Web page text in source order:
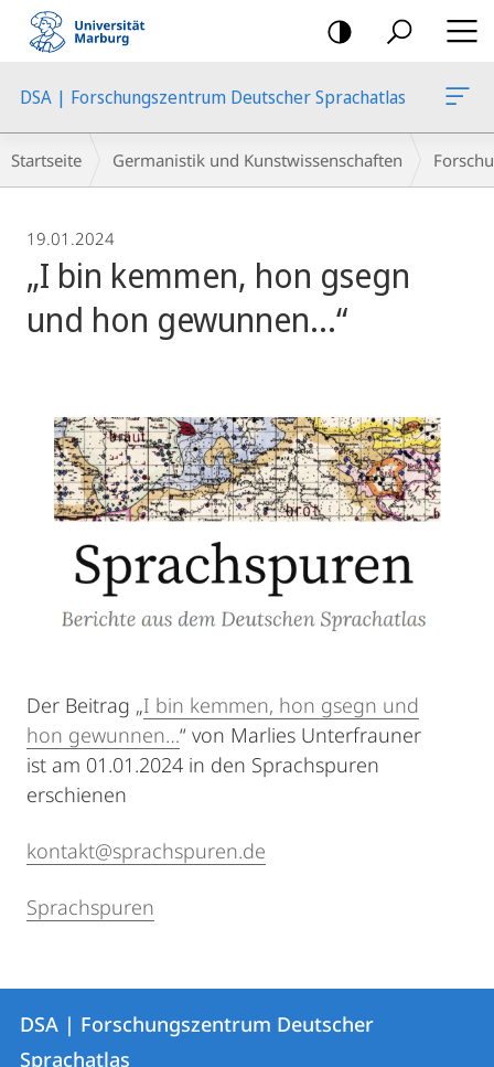
Mobile-
Navigation
DSA | Forschungszentrum Deutscher Sprachatlas
Breadcrumb-
Navigation
Startseite Germanistik und Kunstwissenschaften
19.01.2024
„I bin kemmen, hon gsegn
und hon gewunnen…“
Der Beitrag „I bin kemmen, hon gsegn und
hon gewunnen…“ von Marlies Unterfrauner
ist am 01.01.2024 in den Sprachspuren
erschienen
kontakt@sprachspuren.de
Sprachspuren
Kontakt
und
Kontaktinformationen
DSA
DSA | Forschungszentrum Deutscher
Sprachatlas